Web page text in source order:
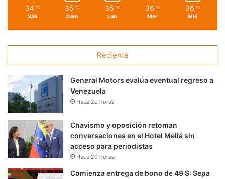
34 ℃
Sáb
35 ℃
Dom
35 ℃
Lun
36 ℃
Mar
36 ℃
Mié
Reciente
General Motors evalúa eventual regreso a
Venezuela
Hace 20 horas
Chavismo y oposición retoman
conversaciones en el Hotel Meliá sin
acceso para periodistas
Hace 20 horas
Comienza entrega de bono de 49 $: Sepa